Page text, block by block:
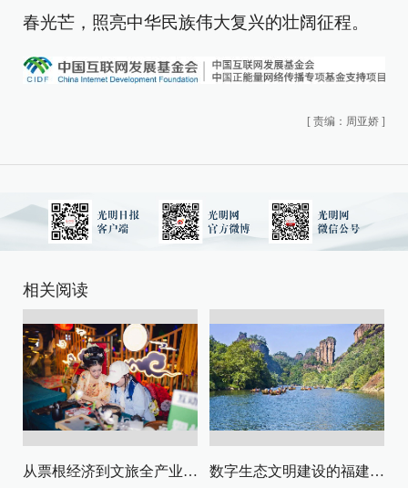
春光芒，照亮中华民族伟大复兴的壮阔征程。
[ 责编：周亚娇 ]
相关阅读
从票根经济到文旅全产业链升级 数字生态文明建设的福建路径与启示